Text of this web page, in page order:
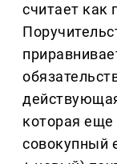
считает как
которая еще
совокупный